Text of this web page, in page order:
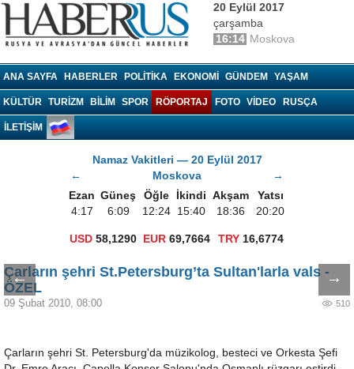
20 Eylül 2017
çarşamba
16:14 Moskova
ANA SAYFA HABERLER POLITIKA EKONOMI GÜNDEM YAŞAM
KÜLTÜR TURIZM BILIM SPOR RÖPORTAJ FOTO VIDEO RUSÇA
İLETİŞİM
Namaz Vakitleri — 20 Eylül 2017
←
Moskova
→
Ezan Güneş Öğle İkindi Akşam
Yatsı
4:17
6:09 12:24 15:40 18:36 20:20
USD 58,1290 EUR 69,7664 TRY16,6774
← →
Çarların şehri St.Petersburg’ta Sultan'larla vals -
ÖZEL
09 Şubat 2010, 08:00 510
Çarların şehri St. Petersburg'da müzikolog, besteci ve Orkesta Şefi